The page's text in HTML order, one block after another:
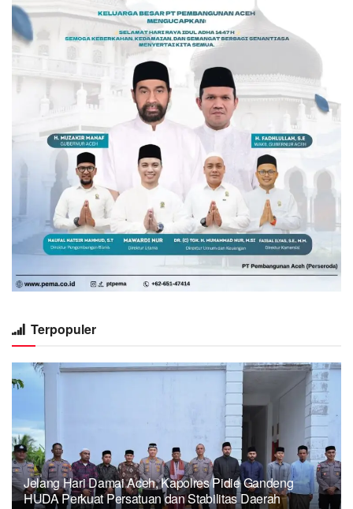
Terpopuler
Jelang Hari Damai Aceh, Kapolres Pidie Gandeng
HUDA Perkuat Persatuan dan Stabilitas Daerah